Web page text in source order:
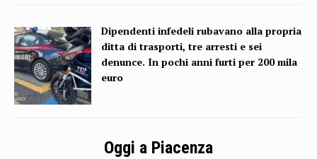
Dipendenti infedeli rubavano alla propria
ditta di trasporti, tre arresti e sei
denunce. In pochi anni furti per 200 mila
euro
Oggi a Piacenza